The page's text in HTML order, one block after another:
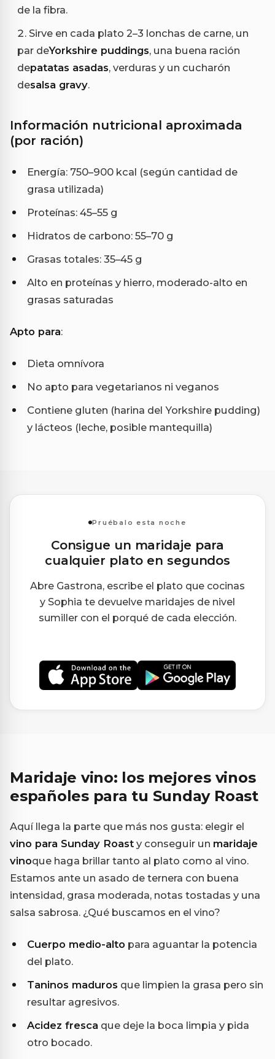
de la fibra.
Sirve en cada plato 2–3 lonchas de carne, un
par deYorkshire puddings, una buena ración
depatatas asadas, verduras y un cucharón
desalsa gravy.
Información nutricional aproximada
(por ración)
Energía: 750–900 kcal (según cantidad de
grasa utilizada)
Proteínas: 45–55 g
Hidratos de carbono: 55–70 g
Grasas totales: 35–45 g
Alto en proteínas y hierro, moderado-alto en
grasas saturadas
Apto para:
Dieta omnívora
No apto para vegetarianos ni veganos
Contiene gluten (harina del Yorkshire pudding)
y lácteos (leche, posible mantequilla)
Pruébalo esta noche
Consigue un maridaje para
cualquier plato en segundos
Abre Gastrona, escribe el plato que cocinas
y Sophia te devuelve maridajes de nivel
sumiller con el porqué de cada elección.
Maridaje vino: los mejores vinos
españoles para tu Sunday Roast
Aquí llega la parte que más nos gusta: elegir el
vino para Sunday Roast y conseguir un maridaje
vinoque haga brillar tanto al plato como al vino.
Estamos ante un asado de ternera con buena
intensidad, grasa moderada, notas tostadas y una
salsa sabrosa. ¿Qué buscamos en el vino?
Cuerpo medio-alto para aguantar la potencia
del plato.
Taninos maduros que limpien la grasa pero sin
resultar agresivos.
Acidez fresca que deje la boca limpia y pida
otro bocado.